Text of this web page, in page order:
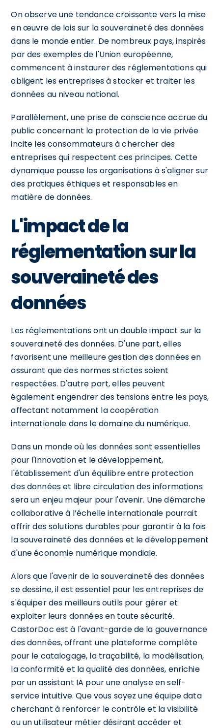
On observe une tendance croissante vers la mise
en œuvre de lois sur la souveraineté des données
dans le monde entier. De nombreux pays, inspirés
par des exemples de l'Union européenne,
commencent à instaurer des réglementations qui
obligent les entreprises à stocker et traiter les
données au niveau national.
Parallèlement, une prise de conscience accrue du
public concernant la protection de la vie privée
incite les consommateurs à chercher des
entreprises qui respectent ces principes. Cette
dynamique pousse les organisations à s'aligner sur
des pratiques éthiques et responsables en
matière de données.
L'impact de la
réglementation sur la
souveraineté des
données
Les réglementations ont un double impact sur la
souveraineté des données. D'une part, elles
favorisent une meilleure gestion des données en
assurant que des normes strictes soient
respectées. D'autre part, elles peuvent
également engendrer des tensions entre les pays,
affectant notamment la coopération
internationale dans le domaine du numérique.
Dans un monde où les données sont essentielles
pour l'innovation et le développement,
l'établissement d'un équilibre entre protection
des données et libre circulation des informations
sera un enjeu majeur pour l'avenir. Une démarche
collaborative à l’échelle internationale pourrait
offrir des solutions durables pour garantir à la fois
la souveraineté des données et le développement
d'une économie numérique mondiale.
Alors que l'avenir de la souveraineté des données
se dessine, il est essentiel pour les entreprises de
s'équiper des meilleurs outils pour gérer et
exploiter leurs données en toute sécurité.
CastorDoc est à l'avant-garde de la gouvernance
des données, offrant une plateforme complète
pour le catalogage, la traçabilité, la modélisation,
la conformité et la qualité des données, enrichie
par un assistant IA pour une analyse en self-
service intuitive. Que vous soyez une équipe data
cherchant à renforcer le contrôle et la visibilité
ou un utilisateur métier désirant accéder et